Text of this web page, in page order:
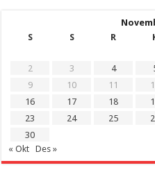
S
S R
2
3 4
9
10 11
16
17 18
23
24 25
30
« Okt
Des »